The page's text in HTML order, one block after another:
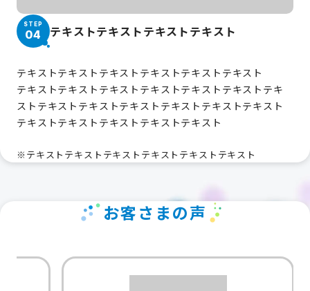
STEP
04 テキストテキストテキストテキスト
テキストテキストテキストテキストテキストテキスト
テキストテキストテキストテキストテキストテキストテキ
ストテキストテキストテキストテキストテキストテキスト
テキストテキストテキストテキストテキスト
※テキストテキストテキストテキストテキストテキスト
お客さまの声